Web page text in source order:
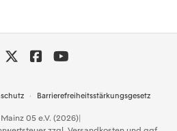
Barrierefreiheitsstärkungsgesetz
05 e.V. (2026)|